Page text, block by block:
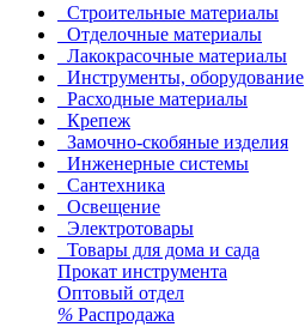
Строительные материалы
Отделочные материалы
Лакокрасочные материалы
Инструменты, оборудование
Расходные материалы
Крепеж
Замочно-скобяные изделия
Инженерные системы
Сантехника
Освещение
Электротовары
Товары для дома и сада
Прокат инструмента
Оптовый отдел
% Распродажа